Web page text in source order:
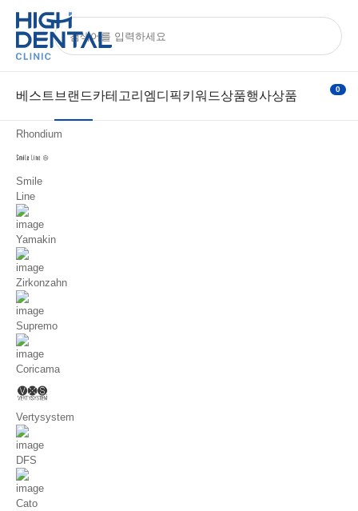
치과몰
베스트 브랜드카테고리 엠디픽키워드상품행사상품 0
ALL
전체
Rhondium
Smile
Line
Yamakin
Zirkonzahn
Supremo
Coricama
Vertysystem
DFS
Cato